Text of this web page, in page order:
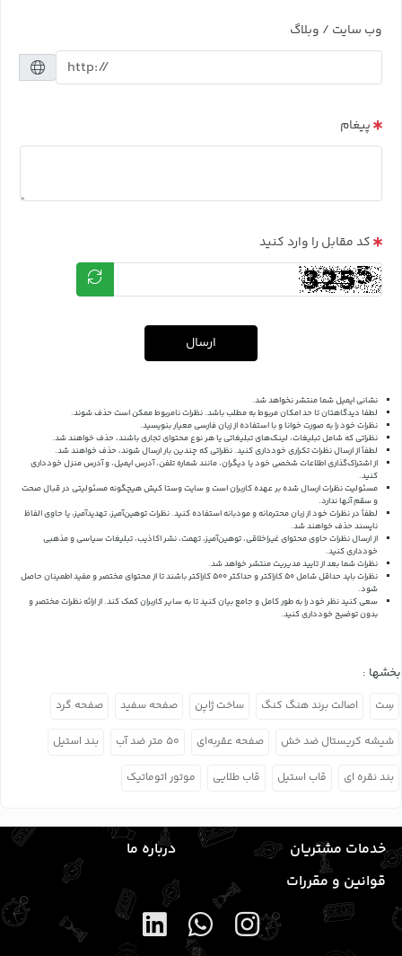
وب سایت / وبلاگ
پیغام
کد مقابل را وارد کنید
ارسال
نشانی ایمیل شما منتشر نخواهد شد.
لطفا دیدگاهتان تا حد امکان مربوط به مطلب باشد. نظرات نامربوط ممکن است حذف شوند.
نظرات خود را به صورت خوانا و با استفاده از زبان فارسی معیار بنویسید.
نظراتی که شامل تبلیغات، لینک‌های تبلیغاتی یا هر نوع محتوای تجاری باشند، حذف خواهند شد.
لطفاً از ارسال نظرات تکراری خودداری کنید. نظراتی که چندین بار ارسال شوند، حذف خواهند شد.
از اشتراک‌گذاری اطلاعات شخصی خود یا دیگران، مانند شماره تلفن، آدرس ایمیل، و آدرس منزل خودداری
کنید.
مسئولیت نظرات ارسال شده بر عهده کاربران است و سایت وستا کیش هیچگونه مسئولیتی در قبال صحت
و سقم آنها ندارد.
لطفاً در نظرات خود از زبان محترمانه و مودبانه استفاده کنید. نظرات توهین‌آمیز، تهدیدآمیز، یا حاوی الفاظ
ناپسند حذف خواهند شد.
از ارسال نظرات حاوی محتوای غیراخلاقی، توهین‌آمیز، تهمت، نشر اکاذیب، تبلیغات سیاسی و مذهبی
خودداری کنید.
نظرات شما بعد از تایید مدیریت منتشر خواهد شد.
نظرات باید حداقل شامل 50 کاراکتر و حداکثر 500 کاراکتر باشند تا از محتوای مختصر و مفید اطمینان حاصل
شود.
سعی کنید نظر خود را به طور کامل و جامع بیان کنید تا به سایر کاربران کمک کند.از ارائه نظرات مختصر و
بدون توضیح خودداری کنید.
بخشها :
سِت اصالت برند هنگ کنگ ساخت ژاپن صفحه سفید صفحه گرد
شیشه کریستال ضد خش صفحه عقربه‌ای ۵۰ متر ضد آب بند استیل
بند نقره ای قاب استیل قاب طلایی موتور اتوماتیک
خدمات مشتریان
درباره ما
قوانین و مقررات